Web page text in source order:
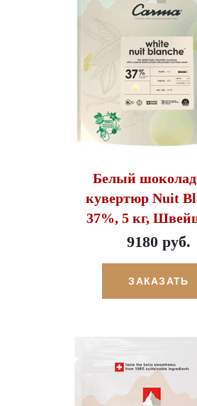
Белый
кувертюр Nuit
37%, 5 кг,
9180 руб.
ЗАКАЗАТЬ